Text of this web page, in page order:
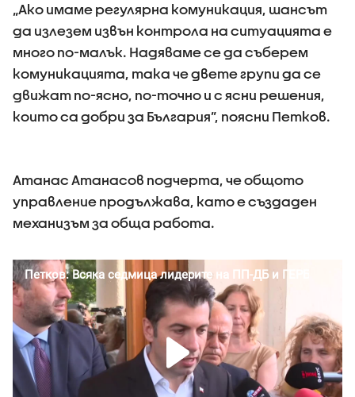
„Ако имаме регулярна комуникация, шансът
да излезем извън контрола на ситуацията е
много по-малък. Надяваме се да съберем
комуникацията, така че двете групи да се
движат по-ясно, по-точно и с ясни решения,
които са добри за България”, поясни Петков.
Атанас Атанасов подчерта, че общото
управление продължава, като е създаден
механизъм за обща работа.